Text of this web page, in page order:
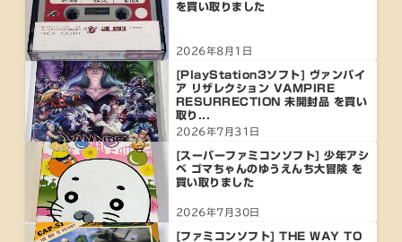
を買い取りました
2026年8月1日
[PlayStation3ソフト] ヴァンパイ
ア リザレクション VAMPIRE
RESURRECTION 未開封品 を買い
取り...
2026年7月31日
[スーパーファミコンソフト] 少年アシ
ベ ゴマちゃんのゆうえんち大冒険 を
買い取りました
2026年7月30日
[ファミコンソフト] THE WAY TO